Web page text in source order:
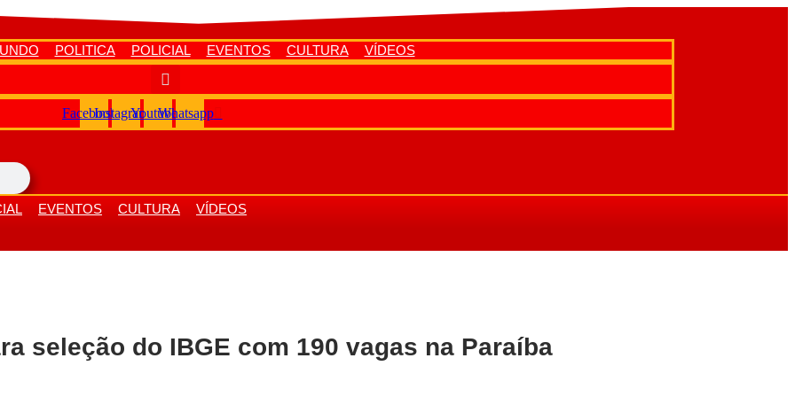
POLITICA POLICIAL EVENTOS CULTURA VÍDEOS
FacebookInstagramYoutubeWhatsapp
EVENTOS CULTURA
VÍDEOS
seleção do IBGE com 190 vagas na Paraíba